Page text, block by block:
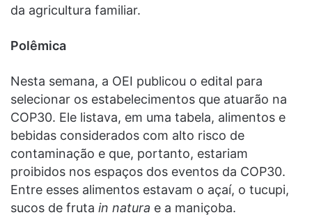
da agricultura familiar.
Polêmica
Nesta semana, a OEI publicou o edital para
selecionar os estabelecimentos que atuarão na
COP30. Ele listava, em uma tabela, alimentos e
bebidas considerados com alto risco de
contaminação e que, portanto, estariam
proibidos nos espaços dos eventos da COP30.
Entre esses alimentos estavam o açaí, o tucupi,
sucos de fruta in natura e a maniçoba.